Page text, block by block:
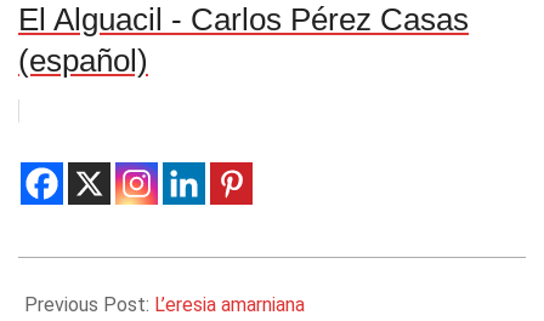
El Alguacil - Carlos Pérez Casas
(español)
01-
Previous Post: L’eresia amarniana